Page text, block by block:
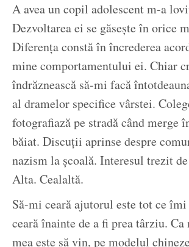
A avea un copil adolescent m-a
Dezvoltarea ei se găsește în orice
Diferența constă în încrederea
mine comportamentului ei. Chiar
îndrăznească să-mi facă
al dramelor specifice vârstei.
fotografiază pe stradă când merge
băiat. Discuții aprinse despre
nazism la școală. Interesul trezit
Alta. Cealaltă.
Să-mi ceară ajutorul este tot ce
ceară înainte de a fi prea târziu. Ca
mea este să vin, pe modelul